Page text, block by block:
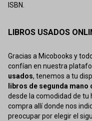
ISBN.
LIBROS USADOS
Gracias a Micobooks y
confían en nuestra
usados, tenemos a tu
libros de segunda mano
desde la comodidad de tu
compra allí donde nos
preocupar por elegir el